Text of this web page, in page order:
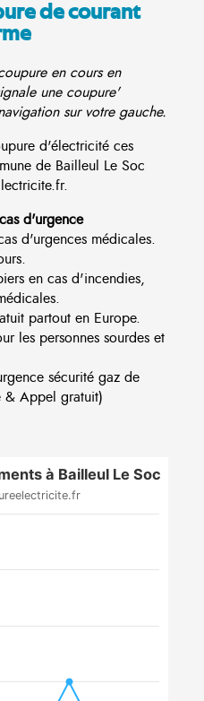
de courant
en cours en
une coupure'
sur votre gauche.
d'électricité ces
de Bailleul Le Soc
d'urgence
d'urgences médicales.
en cas d'incendies,
partout en Europe.
les personnes sourdes et
sécurité gaz de
& Appel gratuit)
à Bailleul Le Soc